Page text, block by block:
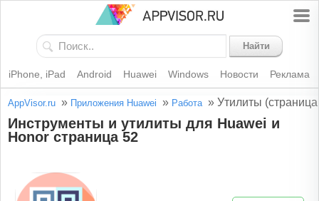
Найти
iPhone, iPad Android Huawei Windows Новости Реклама
AppVisor.ru » Приложения Huawei » Работа » Утилиты
Инструменты и утилиты для Huawei и
Honor страница 52